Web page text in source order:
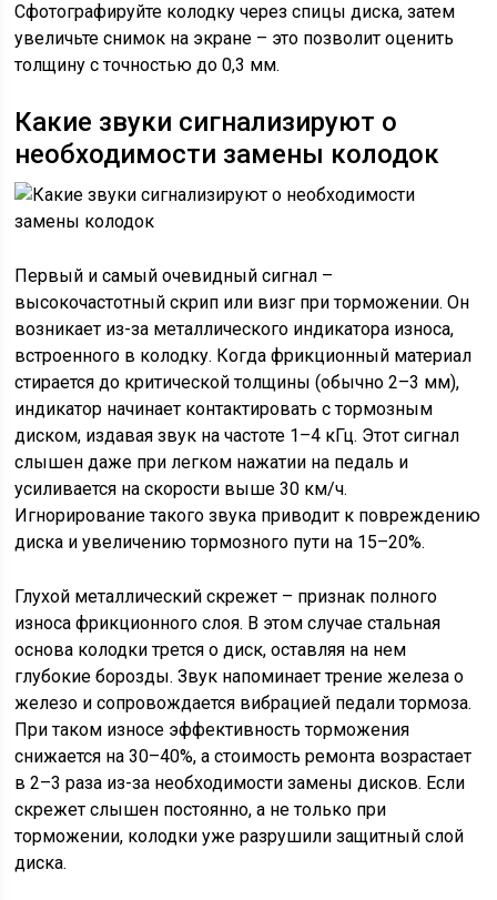
Сфотографируйте колодку через спицы диска, затем
увеличьте снимок на экране – это позволит оценить
толщину с точностью до 0,3 мм.
Какие звуки сигнализируют о
необходимости замены колодок
Первый и самый очевидный сигнал –
высокочастотный скрип или визг при торможении. Он
возникает из-за металлического индикатора износа,
встроенного в колодку. Когда фрикционный материал
стирается до критической толщины (обычно 2–3 мм),
индикатор начинает контактировать с тормозным
диском, издавая звук на частоте 1–4 кГц. Этот сигнал
слышен даже при легком нажатии на педаль и
усиливается на скорости выше 30 км/ч.
Игнорирование такого звука приводит к повреждению
диска и увеличению тормозного пути на 15–20%.
Глухой металлический скрежет – признак полного
износа фрикционного слоя. В этом случае стальная
основа колодки трется о диск, оставляя на нем
глубокие борозды. Звук напоминает трение железа о
железо и сопровождается вибрацией педали тормоза.
При таком износе эффективность торможения
снижается на 30–40%, а стоимость ремонта возрастает
в 2–3 раза из-за необходимости замены дисков. Если
скрежет слышен постоянно, а не только при
торможении, колодки уже разрушили защитный слой
диска.